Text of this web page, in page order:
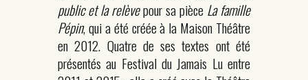
public et la relèvepour sa pièce La famille
Pépin, qui a été créée à la Maison Théâtre
en 2012. Quatre de ses textes ont été
présentés au Festival du Jamais Lu entre